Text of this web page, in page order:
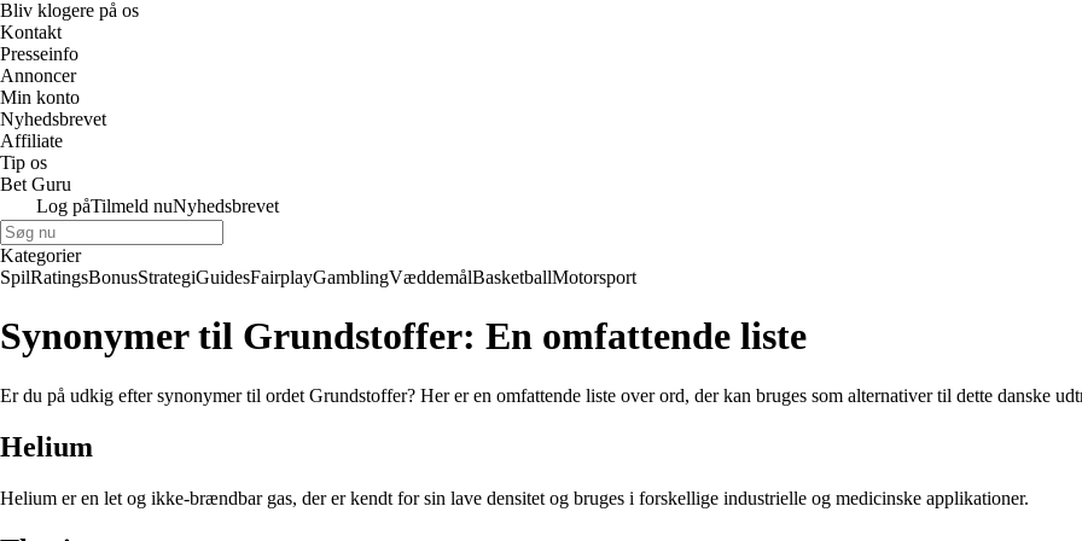
Bliv klogere på os
Kontakt
Presseinfo
Annoncer
Min konto
Nyhedsbrevet
Affiliate
Tip os
Bet Guru
Log påTilmeld nuNyhedsbrevet
Kategorier
SpilRatingsBonusStrategiGuidesFairplayGamblingVæddemålBasketballMotorsport
Synonymer til Grundstoffer: En omfattende liste
Er du på udkig efter synonymer til ordet Grundstoffer? Her er en omfattende liste over ord, der kan bruges som alternativer til dette danske
Helium
Helium er en let og ikke-brændbar gas, der er kendt for sin lave densitet og bruges i forskellige industrielle og medicinske applikationer.